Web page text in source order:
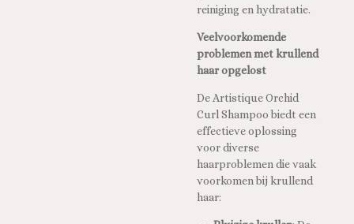
reiniging en hydratatie.
Veelvoorkomende
problemen met krullend
haar opgelost
De Artistique Orchid
Curl Shampoo biedt een
effectieve oplossing
voor diverse
haarproblemen die vaak
voorkomen bij krullend
haar: